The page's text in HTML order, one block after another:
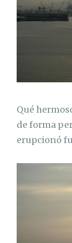
Qué
de forma
erupcionó